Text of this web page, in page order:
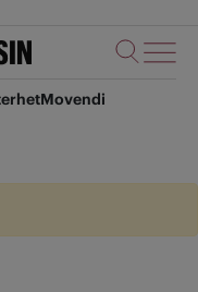
Movendi